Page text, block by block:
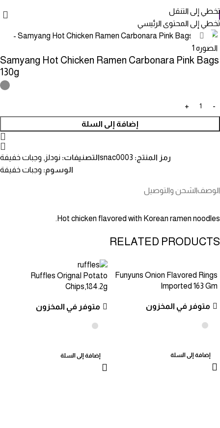
تخطي إلى التنقل
تخطي إلى المحتوى الرئيسي
انقر للتكبير
Samyang Hot Chicken Ramen Carbonara Pink Bags
130g
إضافة إلى السلة
رمز المنتج: snac0003التصنيفات: نودلز, وجبات خفيفة
الوسوم: وجبات خفيفة
الوصفالشحن والتوصيل
Hot chicken flavored with Korean ramen noodles.
RELATED PRODUCTS
Funyuns Onion Flavored Rings
Imported 163 Gm
متوفر في المخزون
إضافة إلى السلة
Ruffles Orignal Potato
Chips,184.2g
متوفر في المخزون
إضافة إلى السلة